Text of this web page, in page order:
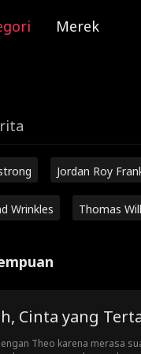
Merek
Jordan Roy
Wrinkles Thomas
Cinta yang
Theo karena merasa